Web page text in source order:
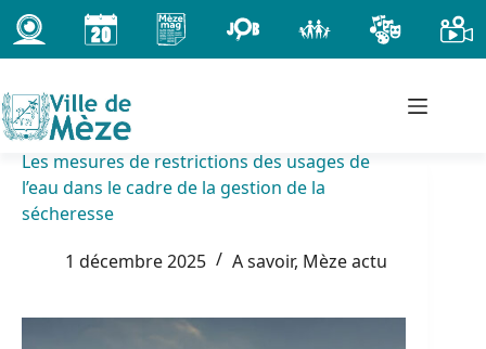
Passer
au
contenu
Les mesures de restrictions des usages de
l’eau dans le cadre de la gestion de la
sécheresse
1 décembre 2025
A savoir, Mèze actu